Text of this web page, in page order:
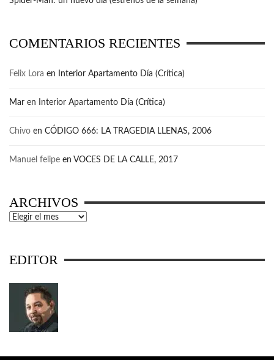
COMENTARIOS RECIENTES
Felix Lora en Interior Apartamento Día (Crítica)
Mar en Interior Apartamento Día (Crítica)
Chivo en CÓDIGO 666: LA TRAGEDIA LLENAS, 2006
Manuel felipe en VOCES DE LA CALLE, 2017
ARCHIVOS
Archivos
EDITOR